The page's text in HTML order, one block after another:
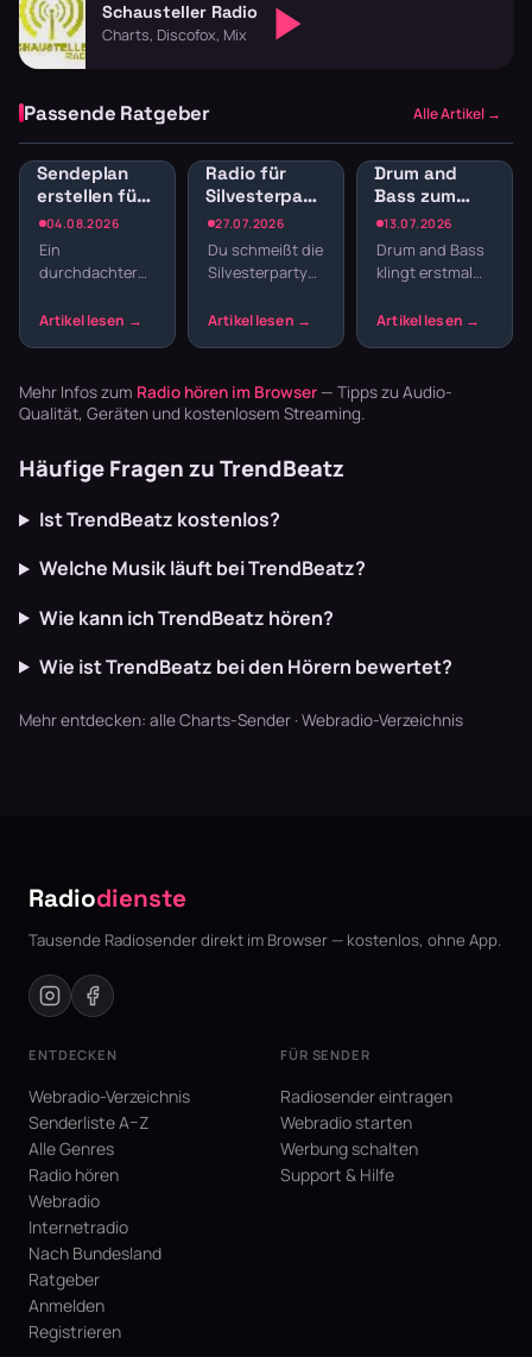
Schausteller Radio
Charts, Discofox, Mix
Passende Ratgeber Alle Artikel →
04.08.2026
Sendeplan
erstellen fürs
Webradio:
Struktur
statt
Ein
durchdachter
macht den
beliebigen
Musikstream
27.07.2026
Radio für
Silvesterparty:
Die besten
Sender für
den
Jahreswechsel
Du schmeißt die
Silvesterparty
den ganzen
basteln? Radio
läuft dur…
13.07.2026
Drum and
Bass zum
Lernen:
Konzentration
durch
schnelle
Drum and Bass
klingt erstmal
nicht nach
schnellen
Mehr Infos zum Radio hören im Browser — Tipps zu Audio-
Qualität, Geräten und kostenlosem Streaming.
Häufige Fragen zu TrendBeatz
Ist TrendBeatz kostenlos?
Welche Musik läuft bei TrendBeatz?
Wie kann ich TrendBeatz hören?
Wie ist TrendBeatz bei den Hörern bewertet?
Mehr entdecken: alle Charts-Sender · Webradio-Verzeichnis
Radiodienste
Tausende Radiosender direkt im Browser — kostenlos, ohne App.
ENTDECKEN
Webradio-Verzeichnis
Senderliste A–Z
Alle Genres
Radio hören
Webradio
Internetradio
Nach Bundesland
Ratgeber
Anmelden
Registrieren
FÜR SENDER
Radiosender eintragen
Webradio starten
Werbung schalten
Support & Hilfe